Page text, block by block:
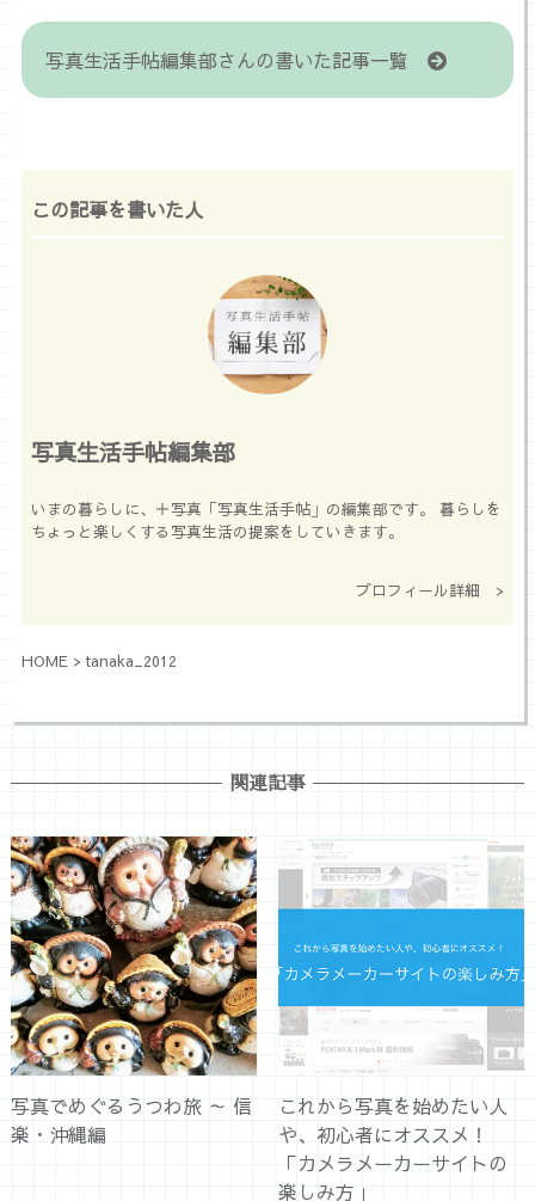
写真生活手帖編集部さんの書いた記事一覧
この記事を書いた人
写真生活手帖編集部
いまの暮らしに、＋写真「写真生活手帖」の編集部です。 暮らしを
ちょっと楽しくする写真生活の提案をしていきます。
プロフィール詳細 >
HOME> tanaka_2012
関連記事
写真でめぐるうつわ旅 ～ 信
楽・沖縄編
これから写真を始めたい人
や、初心者にオススメ！
「カメラメーカーサイトの
楽しみ方」